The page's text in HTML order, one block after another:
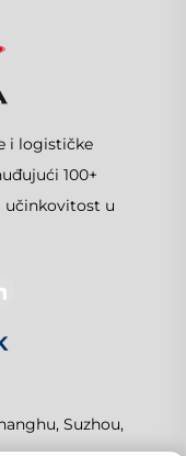
i logističke
100+
učinkovitost u
Suzhou,